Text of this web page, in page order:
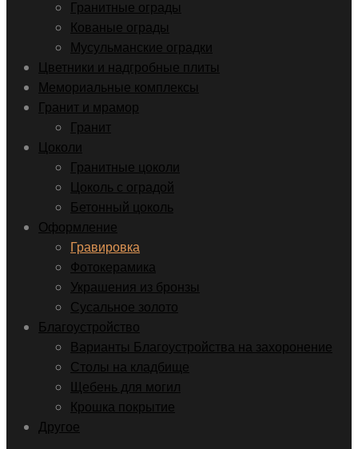
Гранитные ограды
Кованые ограды
Мусульманские оградки
Цветники и надгробные плиты
Мемориальные комплексы
Гранит и мрамор
Гранит
Цоколи
Гранитные цоколи
Цоколь с оградой
Бетонный цоколь
Оформление
Гравировка
Фотокерамика
Украшения из бронзы
Сусальное золото
Благоустройство
Варианты Благоустройства на захоронение
Столы на кладбище
Щебень для могил
Крошка покрытие
Другое